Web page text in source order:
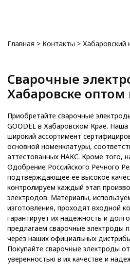
Главная > Контакты > Хабаровский
Сварочные
Хабаровске оптом
Приобретайте сварочные
GOODEL в Хабаровском Крае.
широкий ассортимент
основной номенклатуры,
аттестованных НАКС. Кроме того,
Одобрение Российского Речного
подтверждающее ее высокое
контролируем каждый этап
электродов. Материалы,
изготовления, проходят входной
гарантирует их надежность и
предлагаем сварочные электроды
через наших официальных
Покупайте сварочные электроды
уверенностью в их качестве и